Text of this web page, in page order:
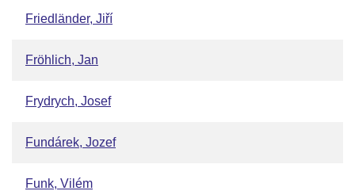
Friedländer, Jiří
Fröhlich, Jan
Frydrych, Josef
Fundárek, Jozef
Funk, Vilém